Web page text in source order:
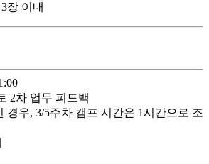
장 이내
2차 업무 피드백
경우, 3/5주차 캠프 시간은 1시간으로 조